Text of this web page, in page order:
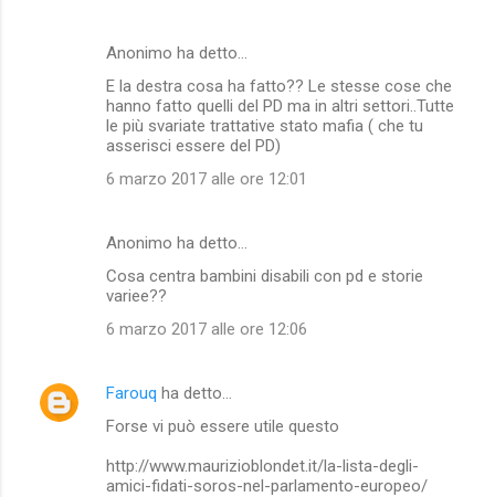
Anonimo ha detto…
E la destra cosa ha fatto?? Le stesse cose che
hanno fatto quelli del PD ma in altri settori..Tutte
le più svariate trattative stato mafia ( che tu
asserisci essere del PD)
6 marzo 2017 alle ore 12:01
Anonimo ha detto…
Cosa centra bambini disabili con pd e storie
variee??
6 marzo 2017 alle ore 12:06
Farouq ha detto…
Forse vi può essere utile questo
http://www.maurizioblondet.it/la-lista-degli-
amici-fidati-soros-nel-parlamento-europeo/